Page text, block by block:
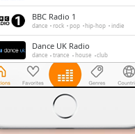
BBC Radio 1
dance rock pop hip-hop indie
Dance UK Radio
dance trance house club
LBC
news talk
Gold Radio